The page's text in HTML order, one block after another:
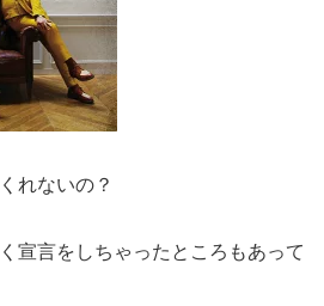
れないの？
宣言をしちゃったところもあって